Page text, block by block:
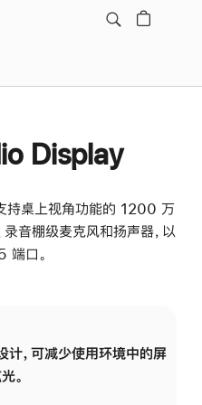
Display
持桌上视角功能的 1200 万
音棚级麦克风和扬声器，以
端口。
，可减少使用环境中的屏
。